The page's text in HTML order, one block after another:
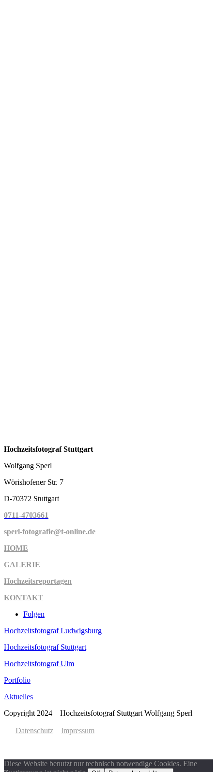
Hochzeitsfotograf Stuttgart
Wolfgang Sperl
Wörishofener Str. 7
D-70372 Stuttgart
0711-4703661
sperl-fotografie@t-online.de
HOME
GALERIE
Hochzeitsreportagen
KONTAKT
Folgen
Hochzeitsfotograf Ludwigsburg
Hochzeitsfotograf Stuttgart
Hochzeitsfotograf Ulm
Portfolio
Aktuelles
Copyright 2024 – Hochzeitsfotograf Stuttgart Wolfgang Sperl
Datenschutz Impressum
Diese Website benutzt nur technisch notwendige Cookies. Eine